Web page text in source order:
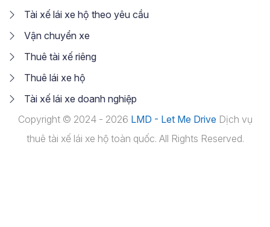
Tài xế lái xe hộ theo yêu cầu
Vận chuyển xe
Thuê tài xế riêng
Thuê lái xe hộ
Tài xế lái xe doanh nghiệp
Copyright © 2024 - 2026 LMD - Let Me Drive Dịch vụ
thuê tài xế lái xe hộ toàn quốc. All Rights Reserved.